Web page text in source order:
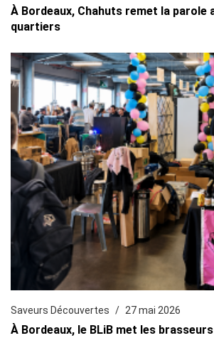
À Bordeaux, Chahuts remet la parole
quartiers
Saveurs Découvertes 27 mai 2026
À Bordeaux, le BLiB met les